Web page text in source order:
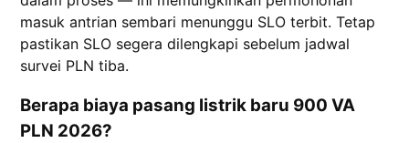
masuk antrian sembari menunggu SLO terbit. Tetap
pastikan SLO segera dilengkapi sebelum jadwal
survei PLN tiba.
Berapa biaya pasang listrik baru 900 VA
PLN 2026?